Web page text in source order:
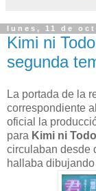
lunes, 11 de
Kimi ni
segunda
La portada de la
correspondiente
oficial la
para Kimi ni
circulaban desde
hallaba